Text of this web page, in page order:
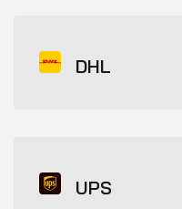
DHL
UPS